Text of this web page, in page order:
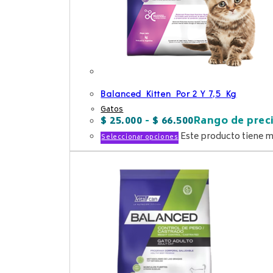
Balanced Kitten Por 2 Y 7,5 Kg
Gatos
$ 25.000 - $ 66.500Rango de
Seleccionar opciones Este producto tiene